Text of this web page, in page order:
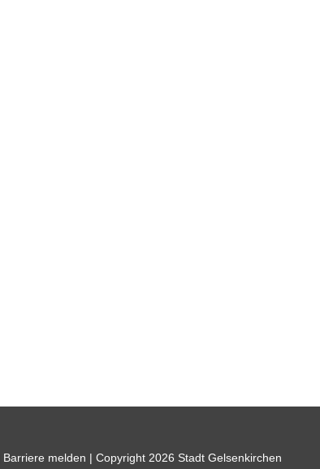
Barriere melden | Copyright 2026 Stadt Gelsenkirchen